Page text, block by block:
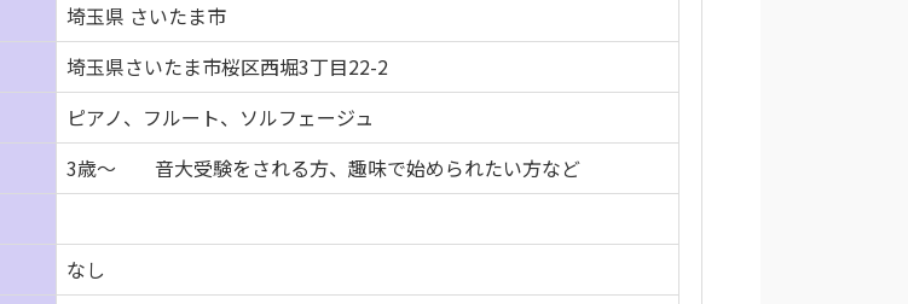
埼玉県 さいたま市
埼玉県さいたま市桜区西堀3丁目22-2
ピアノ、フルート、ソルフェージュ
3歳～ 音大受験をされる方、趣味で始められたい方など
なし